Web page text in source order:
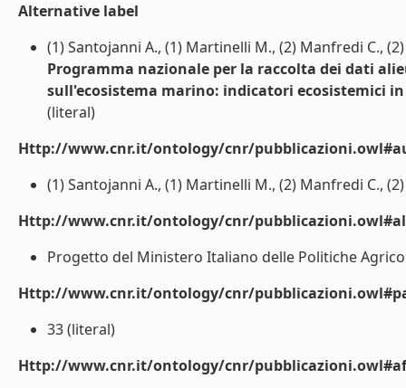
Alternative label
(1) Santojanni A., (1) Martinelli M., (2) Manfredi C.,
Programma nazionale per la raccolta dei dati
sull'ecosistema marino: indicatori ecosistemici in
(literal)
Http://www.cnr.it/ontology/cnr/
(1) Santojanni A., (1) Martinelli M., (2) Manfredi C.,
Http://www.cnr.it/ontology/cnr/
Progetto del Ministero Italiano delle Politiche
Http://www.cnr.it/ontology/cnr/
33 (literal)
Http://www.cnr.it/ontology/cnr/